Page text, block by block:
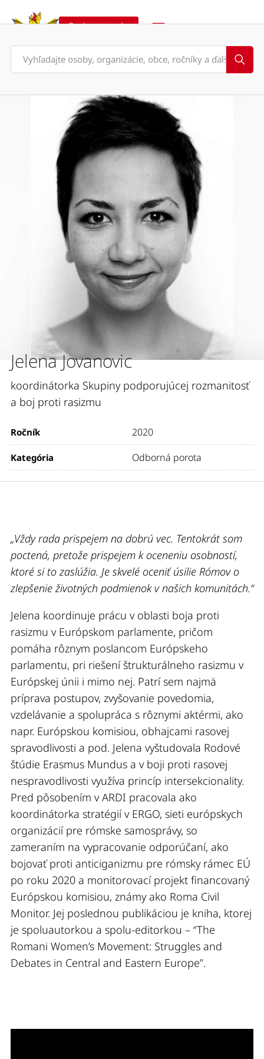
Podporte nás
Jelena Jovanovic
koordinátorka Skupiny podporujúcej rozmanitosť
a boj proti rasizmu
Ročník 2020
Kategória Odborná porota
„Vždy rada prispejem na dobrú vec. Tentokrát som
poctená, pretože prispejem k oceneniu osobností,
ktoré si to zaslúžia. Je skvelé oceniť úsilie Rómov o
zlepšenie životných podmienok v našich komunitách.“
Jelena koordinuje prácu v oblasti boja proti
rasizmu v Európskom parlamente, pričom
pomáha rôznym poslancom Európskeho
parlamentu, pri riešení štrukturálneho rasizmu v
Európskej únii i mimo nej. Patrí sem najmä
príprava postupov, zvyšovanie povedomia,
vzdelávanie a spolupráca s rôznymi aktérmi, ako
napr. Európskou komisiou, obhajcami rasovej
spravodlivosti a pod. Jelena vyštudovala Rodové
štúdie Erasmus Mundus a v boji proti rasovej
nespravodlivosti využíva princíp intersekcionality.
Pred pôsobením v ARDI pracovala ako
koordinátorka stratégií v ERGO, sieti európskych
organizácií pre rómske samosprávy, so
zameraním na vypracovanie odporúčaní, ako
bojovať proti anticiganizmu pre rómsky rámec EÚ
po roku 2020 a monitorovací projekt financovaný
Európskou komisiou, známy ako Roma Civil
Monitor. Jej poslednou publikáciou je kniha, ktorej
je spoluautorkou a spolu-editorkou – “The
Romani Women’s Movement: Struggles and
Debates in Central and Eastern Europe”.